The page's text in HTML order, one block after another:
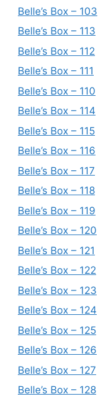
Belle’s Box – 103
Belle’s Box – 113
Belle’s Box – 112
Belle’s Box – 111
Belle’s Box – 110
Belle’s Box – 114
Belle’s Box – 115
Belle’s Box – 116
Belle’s Box – 117
Belle’s Box – 118
Belle’s Box – 119
Belle’s Box – 120
Belle’s Box – 121
Belle’s Box – 122
Belle’s Box – 123
Belle’s Box – 124
Belle’s Box – 125
Belle’s Box – 126
Belle’s Box – 127
Belle’s Box – 128